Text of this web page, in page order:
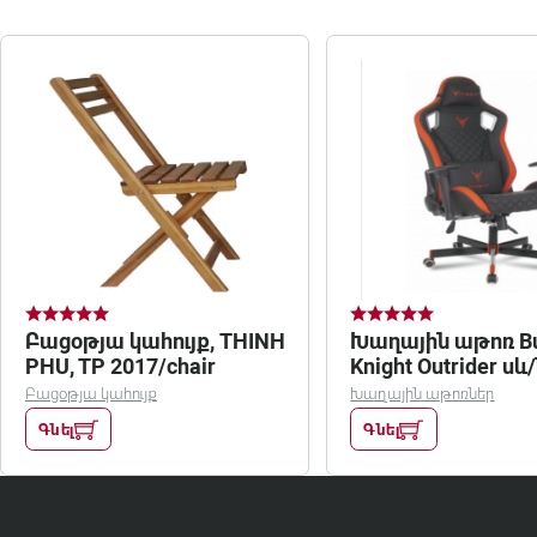
Բացօթյա կահույք, THINH
PHU, TP 2017/chair
Բացօթյա կահույք
Գնել
Խաղային աթոռ
Knight Outrider
Խաղային աթոռներ
Գնել